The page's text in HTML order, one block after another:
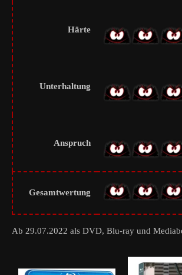
Härte
Unterhaltung
Anspruch
Gesamtwertung
Ab 29.07.2022 als DVD, Blu-ray und